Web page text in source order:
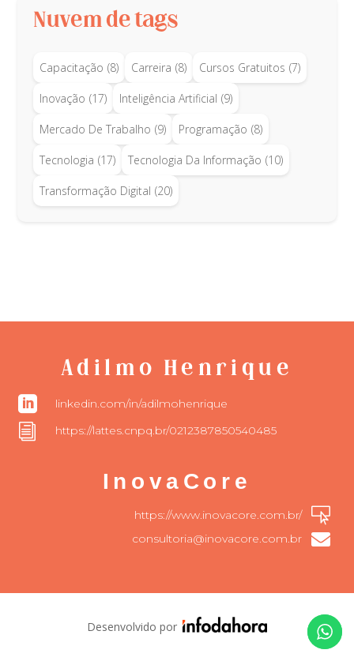
Nuvem de tags
Capacitação (8) Carreira (8) Cursos Gratuitos (7)
Inovação (17) Inteligência Artificial (9)
Mercado De Trabalho (9) Programação (8)
Tecnologia (17) Tecnologia Da Informação (10)
Transformação Digital (20)
Adilmo Henrique
 linkedin.com/in/adilmohenrique
i https://lattes.cnpq.br/0212387850540485
InovaCore

https://www.inovacore.com.br/

consultoria@inovacore.com.br
Desenvolvido por